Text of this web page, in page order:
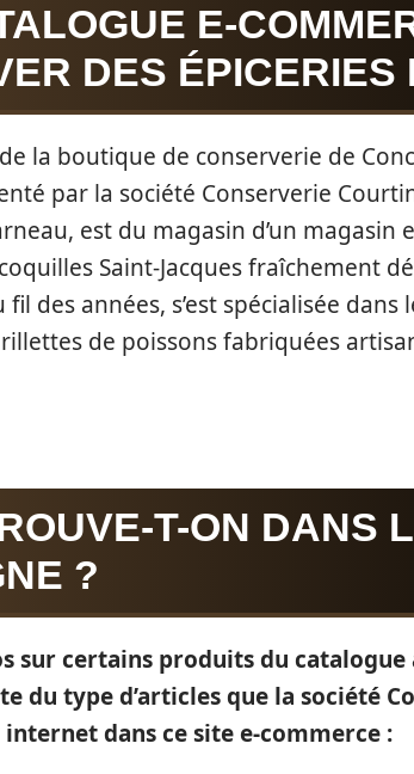
E-
DES ÉPICERIES
la boutique de conserverie de
par la société Conserverie
est du magasin d’un magasin
Saint-Jacques fraîchement
fil des années, s’est spécialisée
de poissons fabriquées
T-ON DANS
?
sur certains produits du catalogue
du type d’articles que la société
internet dans ce site e-commerce :